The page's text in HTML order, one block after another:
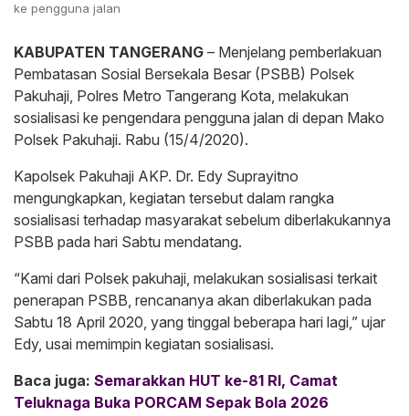
ke pengguna jalan
KABUPATEN TANGERANG – Menjelang pemberlakuan
Pembatasan Sosial Bersekala Besar (PSBB) Polsek
Pakuhaji, Polres Metro Tangerang Kota, melakukan
sosialisasi ke pengendara pengguna jalan di depan Mako
Polsek Pakuhaji. Rabu (15/4/2020).
Kapolsek Pakuhaji AKP. Dr. Edy Suprayitno
mengungkapkan, kegiatan tersebut dalam rangka
sosialisasi terhadap masyarakat sebelum diberlakukannya
PSBB pada hari Sabtu mendatang.
“Kami dari Polsek pakuhaji, melakukan sosialisasi terkait
penerapan PSBB, rencananya akan diberlakukan pada
Sabtu 18 April 2020, yang tinggal beberapa hari lagi,” ujar
Edy, usai memimpin kegiatan sosialisasi.
Baca juga: Semarakkan HUT ke-81 RI, Camat
Teluknaga Buka PORCAM Sepak Bola 2026